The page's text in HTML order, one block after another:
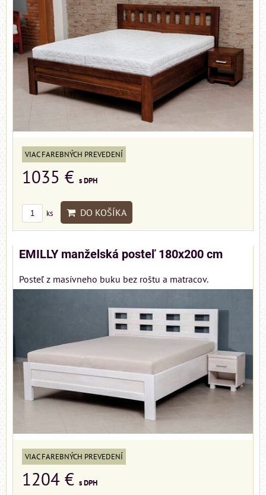
VIAC FAREBNÝCH PREVEDENÍ
1035 € s DPH
ks DO KOŠÍKA
EMILLY manželská posteľ 180x200 cm
Posteľ z masívneho buku bez roštu a matracov.
VIAC FAREBNÝCH PREVEDENÍ
1204 € s DPH